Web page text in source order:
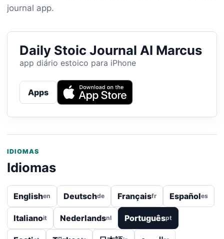
journal app.
Daily Stoic Journal AI Marcus
app diário estoico para iPhone
Apps
IDIOMAS
Idiomas
Englishen Deutschde Françaisfr Españoles
Italianoit Nederlandsnl Portuguêspt